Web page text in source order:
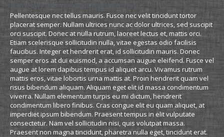
Aenean accumsan ligula diam
Pellentesque nec tellus mauris. Fusce nec velit tincidunt tortor
placerat semper. Nullam ultrices nunc ac dolor ultrices, sed suscipit
orci suscipit. Donec at nulla rutrum, laoreet lectus et, mattis orci.
Etiam scelerisque sollicitudin nulla, vitae egestas odio facilisis
faucibus. Integer et hendrerit erat, id sollicitudin mauris. Donec
semper eros at dui euismod, a accumsan augue eleifend. Fusce vel
augue at lorem dapibus tempus id aliquet arcu. Vivamus rutrum
mattis eros, vitae lobortis urna mattis at. Proin hendrerit quam vel
risus bibendum aliquam. Aliquam eget elit id massa condimentum
viverra. Nullam elementum turpis eu mi dictum, hendrerit
condimentum libero finibus. Cras congue elit eu quam aliquet, at
imperdiet ipsum bibendum. Praesent tempus in elit vulputate
consectetur. Nam vel sollicitudin nisi, quis volutpat massa.
Praesent non magna tincidunt, pharetra nulla eget, tincidunt erat.